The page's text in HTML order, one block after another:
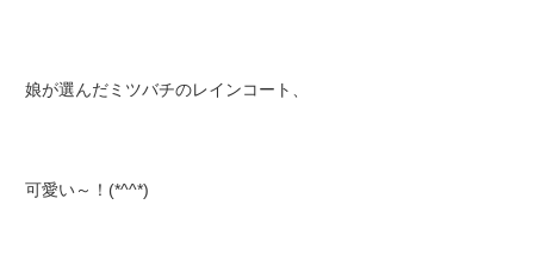
娘が選んだミツバチのレインコート、
可愛い～！(*^^*)